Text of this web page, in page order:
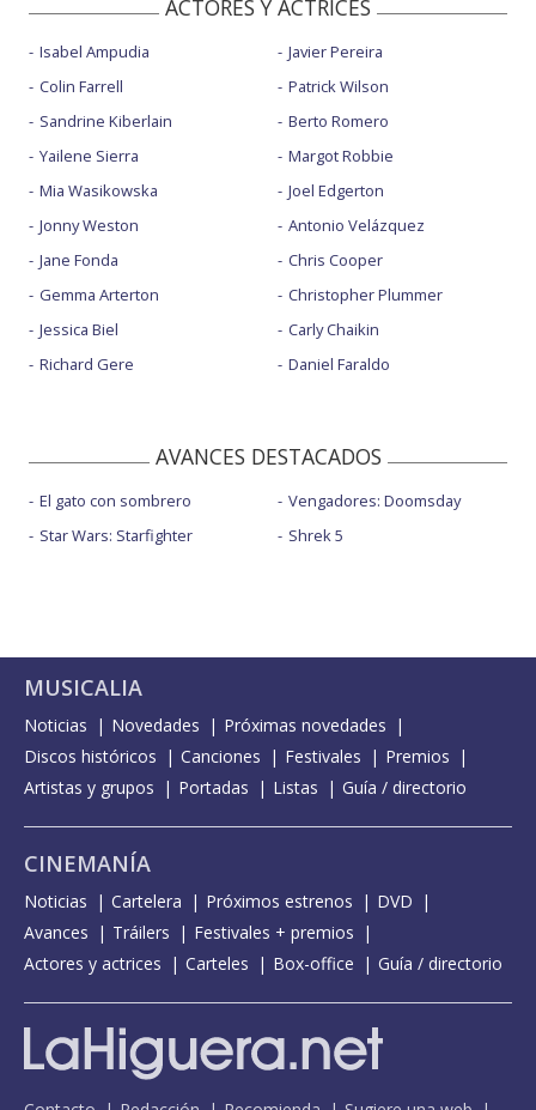
ACTORES Y ACTRICES
Isabel Ampudia
Colin Farrell
Sandrine Kiberlain
Yailene Sierra
Mia Wasikowska
Jonny Weston
Jane Fonda
Gemma Arterton
Jessica Biel
Richard Gere
Javier Pereira
Patrick Wilson
Berto Romero
Margot Robbie
Joel Edgerton
Antonio Velázquez
Chris Cooper
Christopher Plummer
Carly Chaikin
Daniel Faraldo
AVANCES DESTACADOS
El gato con sombrero
Star Wars: Starfighter
Vengadores: Doomsday
Shrek 5
MUSICALIA
Noticias Novedades
Próximas novedades
Discos históricos
Canciones Festivales
Premios
Artistas y grupos
Portadas Listas Guía / directorio
CINEMANÍA
Noticias Cartelera Próximos estrenos
DVD
Avances
Tráilers
Festivales + premios
Actores y actrices
Carteles Box-office Guía / directorio